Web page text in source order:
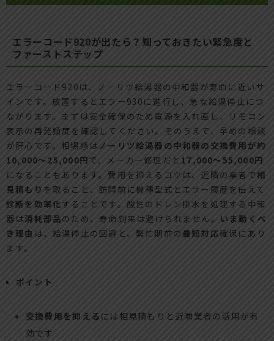
エラーコード920が出たら？知っておきたい緊急度と
ファーストステップ
エラーコード920は、ノーリツ給湯器の中和器が寿命に近いサ
インです。放置するとエラー930に進行し、急な給湯停止につ
ながります。まずは安全確保のため電源を入れ直し、リモコン
表示の再発頻度を確認してください。そのうえで、早めの相談
が肝心です。相場感はノーリツ給湯器の中和器の交換費用が約
10,000〜25,000円で、メーカー修理だと 17,000〜55,000円
になることもあります。費用を抑えるコツは、近隣の業者で相
見積もり を取ること、訪問前に機種型式とエラー履歴を伝えて
診断を効率化することです。酸性のドレン排水を処理する中和
器は消耗部品のため、寿命到来は避けられません。 いま動くべ
き理由 は、給湯停止の回避と、繁忙期前の 最短対応確保にあり
ます。
ポイント
交換費用を抑える には相見積もりと近隣業者の活用が有
効です